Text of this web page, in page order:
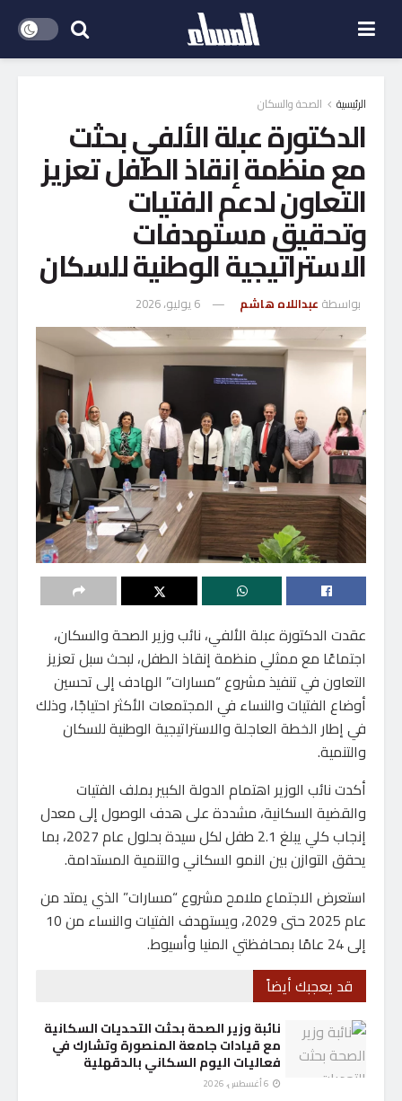
الرئيسية الصحة والسكان
الدكتورة عبلة الألفي بحثت
مع منظمة إنقاذ الطفل تعزيز
التعاون لدعم الفتيات
وتحقيق مستهدفات
الاستراتيجية الوطنية للسكان
بواسطة عبداللاه هاشم 6 يوليو، 2026
عقدت الدكتورة عبلة الألفي، نائب وزير الصحة والسكان،
اجتماعًا مع ممثلي منظمة إنقاذ الطفل، لبحث سبل تعزيز
التعاون في تنفيذ مشروع “مسارات” الهادف إلى تحسين
أوضاع الفتيات والنساء في المجتمعات الأكثر احتياجًا، وذلك
في إطار الخطة العاجلة والاستراتيجية الوطنية للسكان
والتنمية.
أكدت نائب الوزير اهتمام الدولة الكبير بملف الفتيات
والقضية السكانية، مشددة على هدف الوصول إلى معدل
إنجاب كلي يبلغ 2.1 طفل لكل سيدة بحلول عام 2027، بما
يحقق التوازن بين النمو السكاني والتنمية المستدامة.
استعرض الاجتماع ملامح مشروع “مسارات” الذي يمتد من
عام 2025 حتى 2029، ويستهدف الفتيات والنساء من 10
إلى 24 عامًا بمحافظتي المنيا وأسيوط.
قد يعجبك أيضاً
نائبة وزير الصحة بحثت التحديات السكانية
مع قيادات جامعة المنصورة وتشارك في
فعاليات اليوم السكاني بالدقهلية